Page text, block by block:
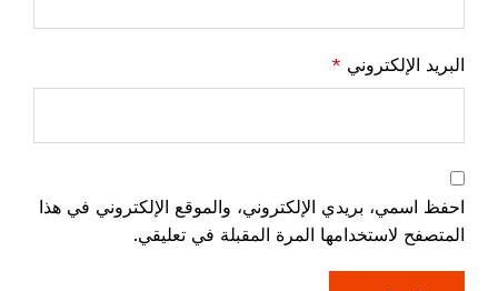
البريد الإلكتروني *
احفظ اسمي، بريدي الإلكتروني، والموقع الإلكتروني في هذا
المتصفح لاستخدامها المرة المقبلة في تعليقي.